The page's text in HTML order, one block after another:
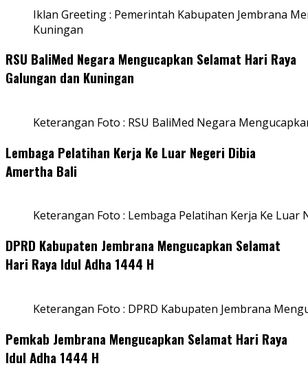
Iklan Greeting : Pemerintah Kabupaten Jembrana
Kuningan
RSU BaliMed Negara Mengucapkan Selamat Hari Raya
Galungan dan Kuningan
Keterangan Foto : RSU BaliMed Negara
Lembaga Pelatihan Kerja Ke Luar Negeri Dibia
Amertha Bali
Keterangan Foto : Lembaga Pelatihan Kerja Ke Luar
DPRD Kabupaten Jembrana Mengucapkan Selamat
Hari Raya Idul Adha 1444 H
Keterangan Foto : DPRD Kabupaten Jembrana
Pemkab Jembrana Mengucapkan Selamat Hari Raya
Idul Adha 1444 H